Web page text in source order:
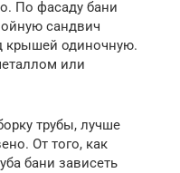
По фасаду бани
сандвич
крышей одиночную.
или
трубы, лучше
От того, как
бани зависеть